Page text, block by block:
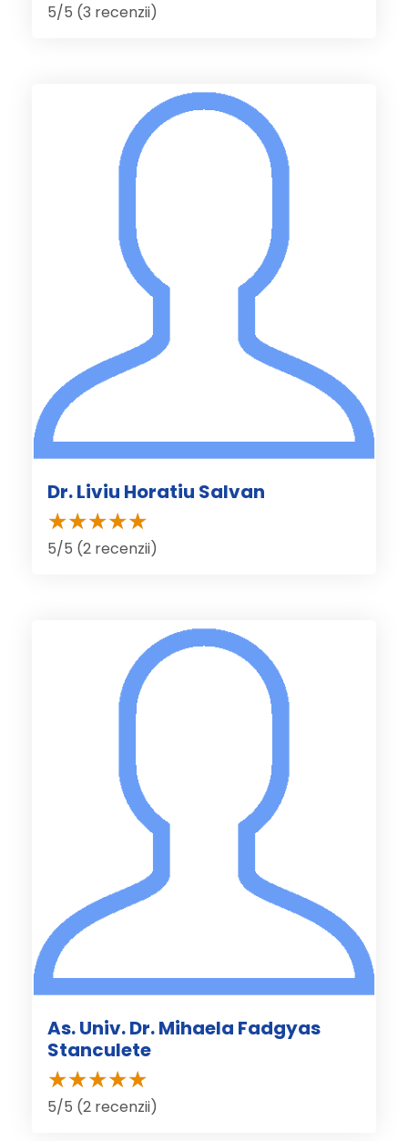
5/5 (3 recenzii)
Dr. Liviu Horatiu Salvan
5/5 (2 recenzii)
As. Univ. Dr. Mihaela Fadgyas
Stanculete
5/5 (2 recenzii)